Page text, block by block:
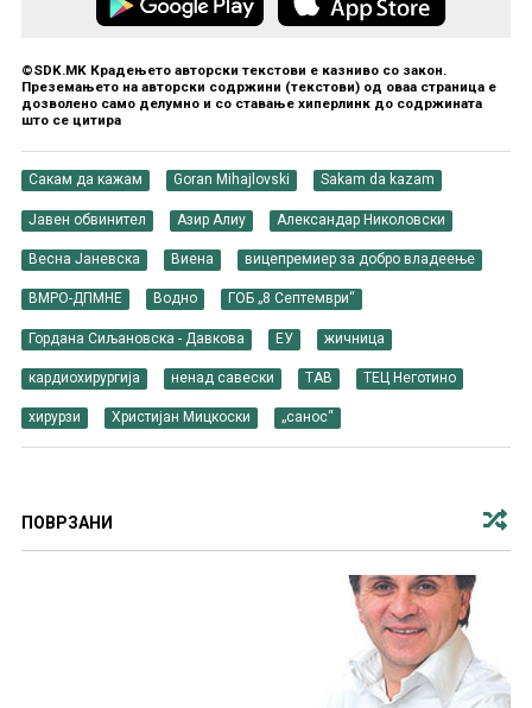
©SDK.MK Крадењето авторски текстови е казниво со закон.
Преземањето на авторски содржини (текстови) од оваа страница е
дозволено само делумно и со ставање хиперлинк до содржината
што се цитира
Сакам да кажам Goran Mihajlovski Sakam da kazam
Јавен обвинител Азир Алиу Александар Николовски
Весна Јаневска Виена вицепремиер за добро владеење
ВМРО-ДПМНЕ Водно ГОБ „8 Септември“
Гордана Сиљановска - Давкова ЕУ жичница
кардиохирургија ненад савески ТАВ ТЕЦ Неготино
хирурзи Христијан Мицкоски „санос“
ПОВРЗАНИ